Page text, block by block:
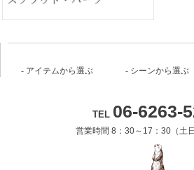
アイテムから選ぶ シーンから選ぶ
TEL 06-6263-
営業時間 8：30～17：30（土